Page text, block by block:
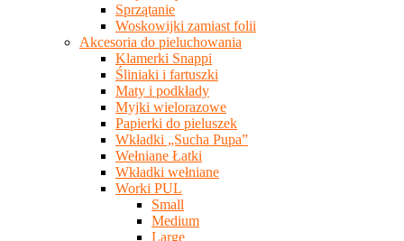
Sprzątanie
Woskowijki zamiast folii
Akcesoria do pieluchowania
Klamerki Snappi
Śliniaki i fartuszki
Maty i podkłady
Myjki wielorazowe
Papierki do pieluszek
Wkładki „Sucha Pupa”
Wełniane Łatki
Wkładki wełniane
Worki PUL
Small
Medium
Large